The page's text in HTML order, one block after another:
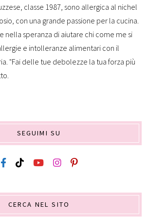
classe 1987, sono allergica al nichel
con una grande passione per la cucina.
nella speranza di aiutare chi come me si
e intolleranze alimentari con il
"Fai delle tue debolezze la tua forza più
SEGUIMI SU
CERCA NEL SITO